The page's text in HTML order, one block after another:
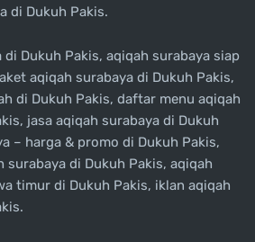
di Dukuh Pakis.
Dukuh Pakis, aqiqah surabaya siap
aqiqah surabaya di Dukuh Pakis,
di Dukuh Pakis, daftar menu aqiqah
jasa aqiqah surabaya di Dukuh
– harga & promo di Dukuh Pakis,
surabaya di Dukuh Pakis, aqiqah
timur di Dukuh Pakis, iklan aqiqah